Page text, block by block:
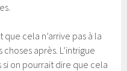
que cela n’arrive pas à la
après. L’intrigue
si on pourrait dire que cela